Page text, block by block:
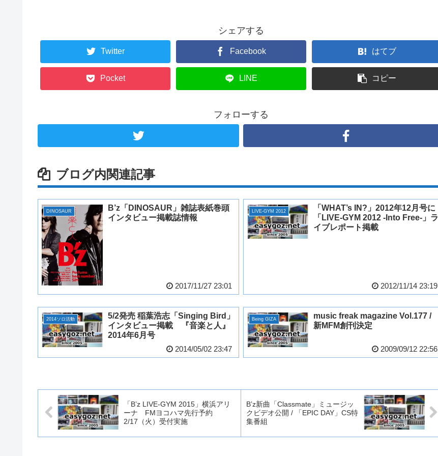
シェアする
Twitter Facebook はてブ
Pocket LINE コピー
フォローする
ブログ内関連記事
DINOSAUR
B’z「DINOSAUR」雑誌表紙巻頭
インタビュー掲載誌情報
2017/11/27 23:01
LIVE-GYM 2012
「WHAT’s IN?」2012年12月号に
「LIVE-GYM 2012 -Into Free-」ラ
イブレポート掲載
2012/11/14 23:19
2014ソロ活動
5/2発売 稲葉浩志「Singing Bird」
インタビュー掲載 『音楽と人』
2014年6月号
2014/05/02 23:47
Being GIZA
music freak magazine Vol.177 /
新MFM創刊決定
2009/09/12 22:56
「B’z LIVE-GYM 2015」横浜アリ
ーナ FMヨコハマ先行予約
2/17（火）受付実施
B’z新曲「Classmate」ミュージッ
クビデオ公開 / 「EPIC DAY」CS特
集番組